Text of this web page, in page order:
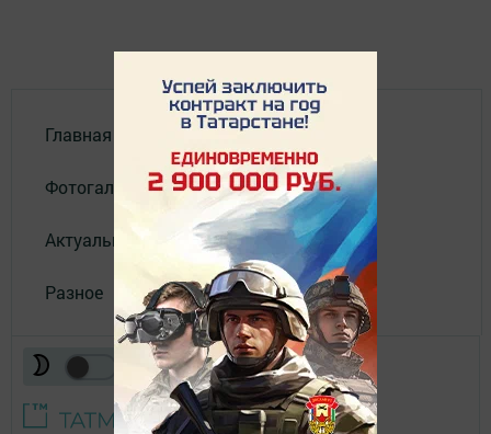
Главная
Фотогалереи
Актуальное видео
Разное